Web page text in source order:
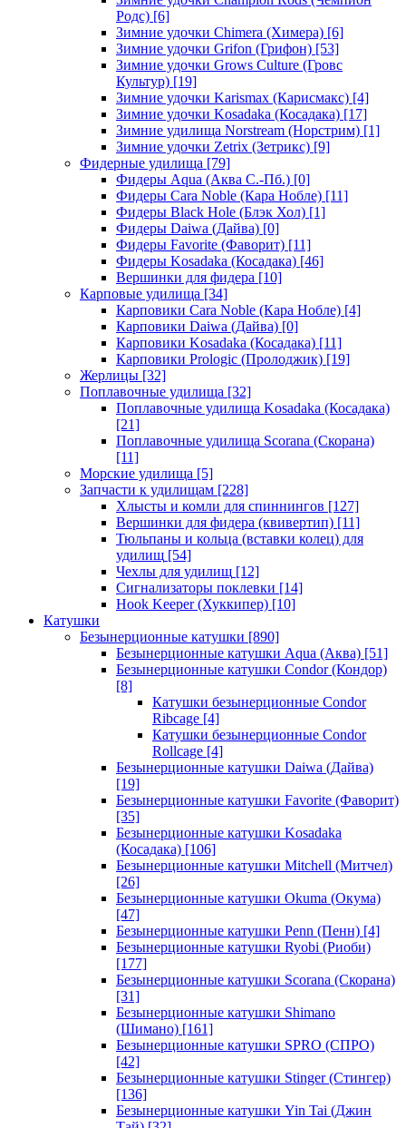
Родс) [6]
Зимние удочки Chimera (Химера) [6]
Зимние удочки Grifon (Грифон) [53]
Зимние удочки Grows Culture (Гровс
Культур) [19]
Зимние удочки Karismax (Карисмакс) [4]
Зимние удочки Kosadaka (Косадака) [17]
Зимние удилища Norstream (Норстрим) [1]
Зимние удочки Zetrix (Зетрикс) [9]
Фидерные удилища [79]
Фидеры Aqua (Аква С.-Пб.) [0]
Фидеры Cara Noble (Кара Нобле) [11]
Фидеры Black Hole (Блэк Хол) [1]
Фидеры Daiwa (Дайва) [0]
Фидеры Favorite (Фаворит) [11]
Фидеры Kosadaka (Косадака) [46]
Вершинки для фидера [10]
Карповые удилища [34]
Карповики Cara Noble (Кара Нобле) [4]
Карповики Daiwa (Дайва) [0]
Карповики Kosadaka (Косадака) [11]
Карповики Prologic (Пролоджик) [19]
Жерлицы [32]
Поплавочные удилища [32]
Поплавочные удилища Kosadaka (Косадака)
[21]
Поплавочные удилища Scorana (Скорана)
[11]
Морские удилища [5]
Запчасти к удилищам [228]
Хлысты и комли для спиннингов [127]
Вершинки для фидера (квивертип) [11]
Тюльпаны и кольца (вставки колец) для
удилищ [54]
Чехлы для удилищ [12]
Сигнализаторы поклевки [14]
Hook Keeper (Хуккипер) [10]
Катушки
Безынерционные катушки [890]
Безынерционные катушки Aqua (Аква) [51]
Безынерционные катушки Condor (Кондор)
[8]
Катушки безынерционные Condor
Ribcage [4]
Катушки безынерционные Condor
Rollcage [4]
Безынерционные катушки Daiwa (Дайва)
[19]
Безынерционные катушки Favorite (Фаворит)
[35]
Безынерционные катушки Kosadaka
(Косадака) [106]
Безынерционные катушки Mitchell (Митчел)
[26]
Безынерционные катушки Okuma (Окума)
[47]
Безынерционные катушки Penn (Пенн) [4]
Безынерционные катушки Ryobi (Риоби)
[177]
Безынерционные катушки Scorana (Скорана)
[31]
Безынерционные катушки Shimano
(Шимано) [161]
Безынерционные катушки SPRO (СПРО)
[42]
Безынерционные катушки Stinger (Стингер)
[136]
Безынерционные катушки Yin Tai (Джин